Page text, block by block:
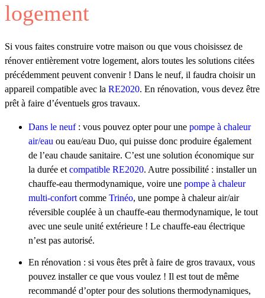
logement
Si vous faites construire votre maison ou que vous choisissez de
rénover entièrement votre logement, alors toutes les solutions citées
précédemment peuvent convenir ! Dans le neuf, il faudra choisir un
appareil compatible avec la RE2020. En rénovation, vous devez être
prêt à faire d’éventuels gros travaux.
Dans le neuf : vous pouvez opter pour une pompe à chaleur
air/eau ou eau/eau Duo, qui puisse donc produire également
de l’eau chaude sanitaire. C’est une solution économique sur
la durée et compatible RE2020. Autre possibilité : installer un
chauffe-eau thermodynamique, voire une pompe à chaleur
multi-confort comme Trinéo, une pompe à chaleur air/air
réversible couplée à un chauffe-eau thermodynamique, le tout
avec une seule unité extérieure ! Le chauffe-eau électrique
n’est pas autorisé.
En rénovation : si vous êtes prêt à faire de gros travaux, vous
pouvez installer ce que vous voulez ! Il est tout de même
recommandé d’opter pour des solutions thermodynamiques,